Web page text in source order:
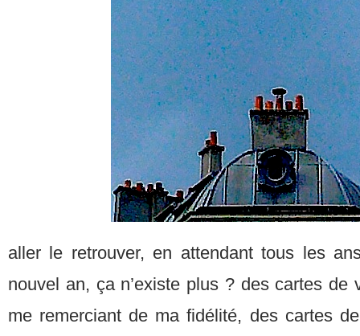
aller le retrouver, en attendant tous les
nouvel an, ça n’existe plus ? des cartes de
me remerciant de ma fidélité, des cartes